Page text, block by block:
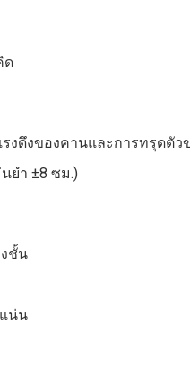
ด
งดึงของคานและการทรุดตัว
ยำ ±8 ซม.)
ชั้น
น่น